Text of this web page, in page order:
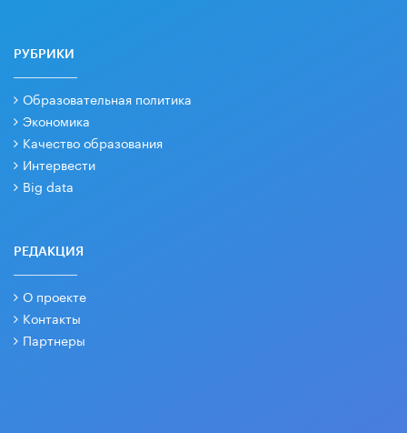
РУБРИКИ
Образовательная политика
Экономика
Качество образования
Интервести
Big data
РЕДАКЦИЯ
О проекте
Контакты
Партнеры